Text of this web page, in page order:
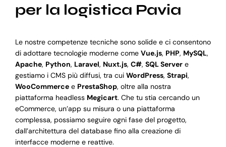
per la logistica Pavia
Le nostre competenze tecniche sono solide e ci consentono
di adottare tecnologie moderne come Vue.js, PHP, MySQL,
Apache, Python, Laravel, Nuxt.js, C#, SQL Servere
gestiamo i CMS più diffusi, tra cui WordPress, Strapi,
WooCommercee PrestaShop, oltre alla nostra
piattaforma headless Megicart. Che tu stia cercando un
eCommerce, un’app su misura o una piattaforma
complessa, possiamo seguire ogni fase del progetto,
dall’architettura del database fino alla creazione di
interfacce moderne e reattive.